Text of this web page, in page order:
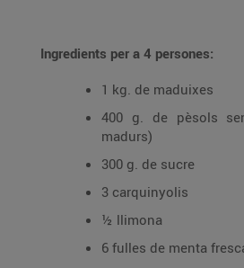
Ingredients per a 4 persones:
1 kg. de maduixes
400 g. de pèsols
madurs)
300 g. de sucre
3 carquinyolis
½ llimona
6 fulles de menta